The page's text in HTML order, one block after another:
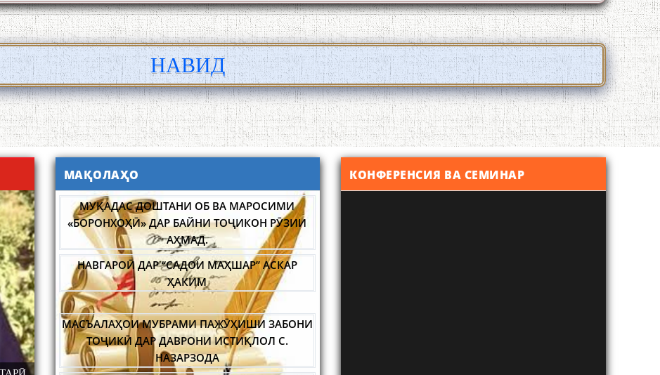
НАВИД
МАҚОЛАҲО
МУҚАДАС ДОШТАНИ ОБ ВА МАРОСИМИ
«БОРОНХОҲӢ» ДАР БАЙНИ ТОҶИКОН РӮЗИИ
АҲМАД.
НАВГАРОӢ ДАР “САДОИ МАҲШАР” АСКАР
ҲАКИМ
МАСЪАЛАҲОИ МУБРАМИ ПАЖӮҲИШИ ЗАБОНИ
ТОҶИКӢ ДАР ДАВРОНИ ИСТИҚЛОЛ С.
НАЗАРЗОДА
КОНФЕРЕНСИЯ ВА СЕМИНАР